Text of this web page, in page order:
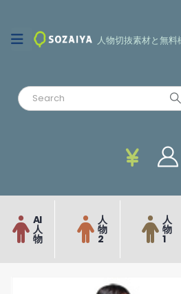
人物切抜素材と無料
AI
人
物
人
物
2
人
物
1